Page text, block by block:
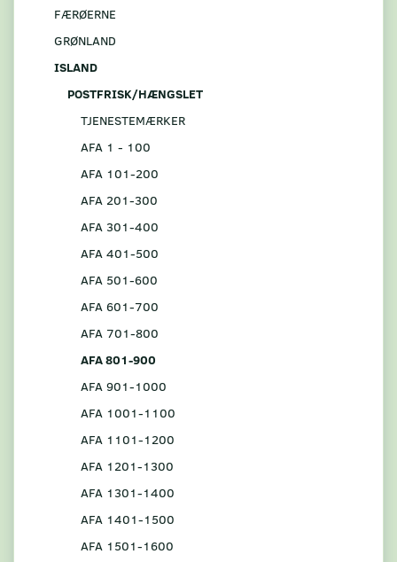
FÆRØERNE
GRØNLAND
ISLAND
POSTFRISK/HÆNGSLET
TJENESTEMÆRKER
AFA 1 - 100
AFA 101-200
AFA 201-300
AFA 301-400
AFA 401-500
AFA 501-600
AFA 601-700
AFA 701-800
AFA 801-900
AFA 901-1000
AFA 1001-1100
AFA 1101-1200
AFA 1201-1300
AFA 1301-1400
AFA 1401-1500
AFA 1501-1600